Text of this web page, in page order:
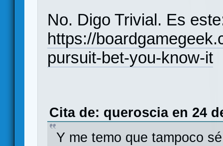
No. Digo Trivial. Es
https://
pursuit-bet-you-know-it
Cita de: queroscia en 24
Y me temo que tampoco